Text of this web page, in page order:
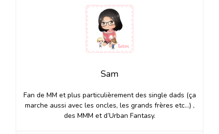
Sam
Fan de MM et plus particulièrement des single dads (ça
marche aussi avec les oncles, les grands frères etc…) ,
des MMM et d’Urban Fantasy.